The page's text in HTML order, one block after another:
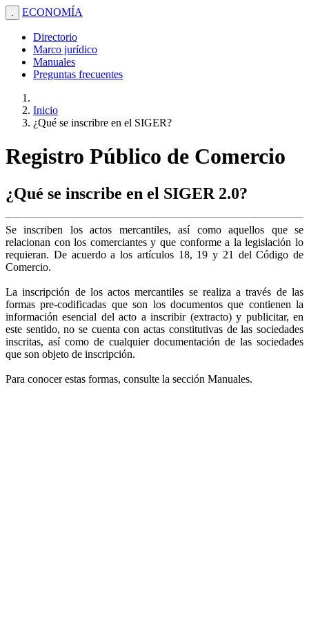
. ECONOMÍA
Directorio
Marco jurídico
Manuales
Preguntas frecuentes
Inicio
¿Qué se inscribre en el SIGER?
Registro Público de Comercio
¿Qué se inscribe en el SIGER 2.0?
Se inscriben los actos mercantiles, así como aquellos que se
relacionan con los comerciantes y que conforme a la legislación lo
requieran. De acuerdo a los artículos 18, 19 y 21 del Código de
Comercio.
La inscripción de los actos mercantiles se realiza a través de las
formas pre-codificadas que son los documentos que contienen la
información esencial del acto a inscribir (extracto) y publicitar, en
este sentido, no se cuenta con actas constitutivas de las sociedades
inscritas, así como de cualquier documentación de las sociedades
que son objeto de inscripción.
Para conocer estas formas, consulte la sección Manuales.